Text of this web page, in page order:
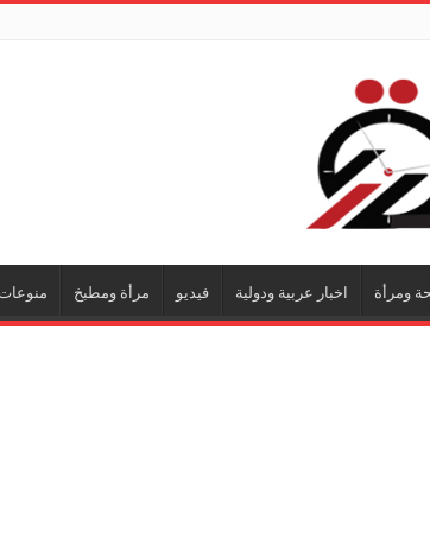
ومرأة اخبار عربية ودولية فيديو مرأة ومطبخ